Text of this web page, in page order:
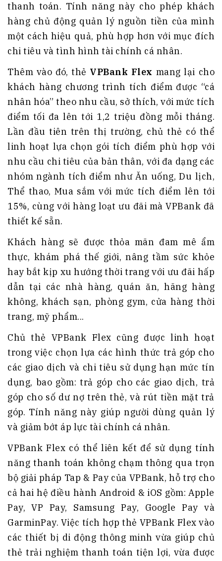
thanh toán. Tính năng này cho phép khách
hàng chủ động quản lý nguồn tiền của mình
một cách hiệu quả, phù hợp hơn với mục đích
chi tiêu và tình hình tài chính cá nhân.
Thêm vào đó, thẻ VPBank Flex mang lại cho
khách hàng chương trình tích điểm được “cá
nhân hóa” theo nhu cầu, sở thích, với mức tích
điểm tối đa lên tới 1,2 triệu đồng mỗi tháng.
Lần đầu tiên trên thị trường, chủ thẻ có thể
linh hoạt lựa chọn gói tích điểm phù hợp với
nhu cầu chi tiêu của bản thân, với đa dạng các
nhóm ngành tích điểm như Ăn uống, Du lịch,
Thể thao, Mua sắm với mức tích điểm lên tới
15%, cùng với hàng loạt ưu đãi mà VPBank đã
thiết kế sẵn.
Khách hàng sẽ được thỏa mãn đam mê ẩm
thực, khám phá thế giới, nâng tầm sức khỏe
hay bắt kịp xu hướng thời trang với ưu đãi hấp
dẫn tại các nhà hàng, quán ăn, hãng hàng
không, khách sạn, phòng gym, cửa hàng thời
trang, mỹ phẩm...
Chủ thẻ VPBank Flex cũng được linh hoạt
trong việc chọn lựa các hình thức trả góp cho
các giao dịch và chi tiêu sử dụng hạn mức tín
dụng, bao gồm: trả góp cho các giao dịch, trả
góp cho số dư nợ trên thẻ, và rút tiền mặt trả
góp. Tính năng này giúp người dùng quản lý
và giảm bớt áp lực tài chính cá nhân.
VPBank Flex có thể liên kết để sử dụng tính
năng thanh toán không chạm thông qua trọn
bộ giải pháp Tap & Pay của VPBank, hỗ trợ cho
cả hai hệ điều hành Android & iOS gồm: Apple
Pay, VP Pay, Samsung Pay, Google Pay và
GarminPay. Việc tích hợp thẻ VPBank Flex vào
các thiết bị di động thông minh vừa giúp chủ
thẻ trải nghiệm thanh toán tiện lợi, vừa được